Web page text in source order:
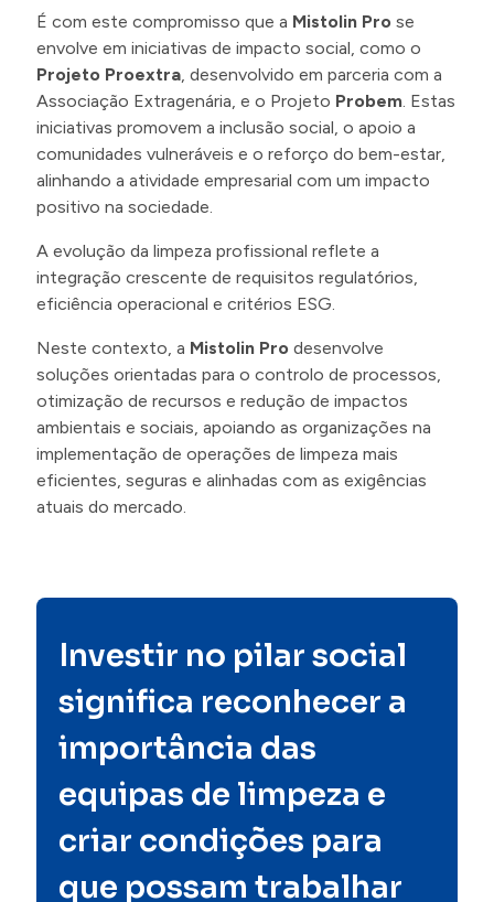
É com este compromisso que a Mistolin Pro se
envolve em iniciativas de impacto social, como o
Projeto Proextra, desenvolvido em parceria com a
Associação Extragenária, e o Projeto Probem. Estas
iniciativas promovem a inclusão social, o apoio a
comunidades vulneráveis e o reforço do bem-estar,
alinhando a atividade empresarial com um impacto
positivo na sociedade.
A evolução da limpeza profissional reflete a
integração crescente de requisitos regulatórios,
eficiência operacional e critérios ESG.
Neste contexto, a Mistolin Pro desenvolve
soluções orientadas para o controlo de processos,
otimização de recursos e redução de impactos
ambientais e sociais, apoiando as organizações na
implementação de operações de limpeza mais
eficientes, seguras e alinhadas com as exigências
atuais do mercado.
Investir no pilar social
significa reconhecer a
importância das
equipas de limpeza e
criar condições para
que possam trabalhar